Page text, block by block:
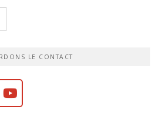
LE CONTACT